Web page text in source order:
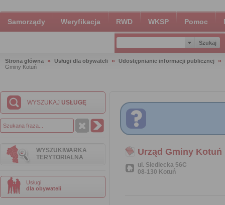
Samorządy Weryfikacja RWD WKSP Pomoc
Strona główna Usługi dla obywateli
Udostępnianie informacji publicznej
Gminy Kotuń
WYSZUKAJ USŁUGĘ
WYSZUKIWARKA
TERYTORIALNA
Usługi
dla obywateli
Urząd Gminy Kotuń
ul. Siedlecka 56C
08-130 Kotuń